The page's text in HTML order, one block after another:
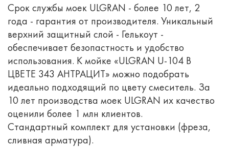
Срок службы моек ULGRAN - более 10 лет, 2
года - гарантия от производителя. Уникальный
верхний защитный слой - Гелькоут -
обеспечивает безопастность и удобство
использования. К мойке «ULGRAN U-104 В
ЦВЕТЕ 343 АНТРАЦИТ» можно подобрать
идеально подходящий по цвету смеситель. За
10 лет производства моек ULGRAN их качество
оценили более 1 млн клиентов.
Стандартный комплект для установки (фреза,
сливная арматура).